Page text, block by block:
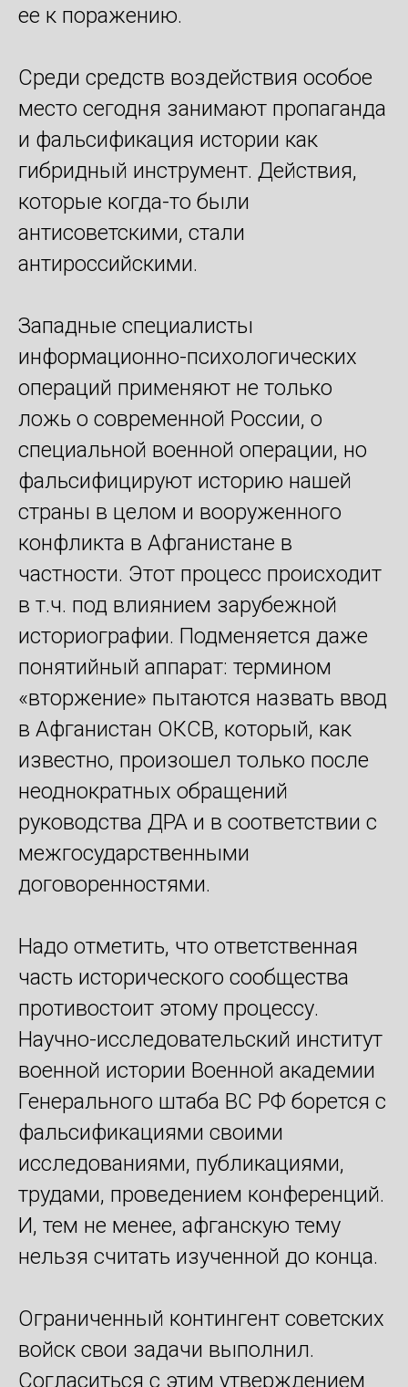
ее к поражению.
Среди средств воздействия особое
место сегодня занимают пропаганда
и фальсификация истории как
гибридный инструмент. Действия,
которые когда-то были
антисоветскими, стали
антироссийскими.
Западные специалисты
информационно-психологических
операций применяют не только
ложь о современной России, о
специальной военной операции, но
фальсифицируют историю нашей
страны в целом и вооруженного
конфликта в Афганистане в
частности. Этот процесс происходит
в т.ч. под влиянием зарубежной
историографии. Подменяется даже
понятийный аппарат: термином
«вторжение» пытаются назвать ввод
в Афганистан ОКСВ, который, как
известно, произошел только после
неоднократных обращений
руководства ДРА и в соответствии с
межгосударственными
договоренностями.
Надо отметить, что ответственная
часть исторического сообщества
противостоит этому процессу.
Научно-исследовательский институт
военной истории Военной академии
Генерального штаба ВС РФ борется с
фальсификациями своими
исследованиями, публикациями,
трудами, проведением конференций.
И, тем не менее, афганскую тему
нельзя считать изученной до конца.
Ограниченный контингент советских
войск свои задачи выполнил.
Согласиться с этим утверждением